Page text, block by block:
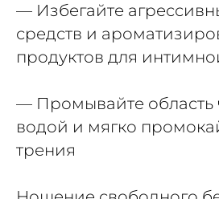
— Избегайте
средств и
продуктов для
— Промывайте область
водой и мягко
трения